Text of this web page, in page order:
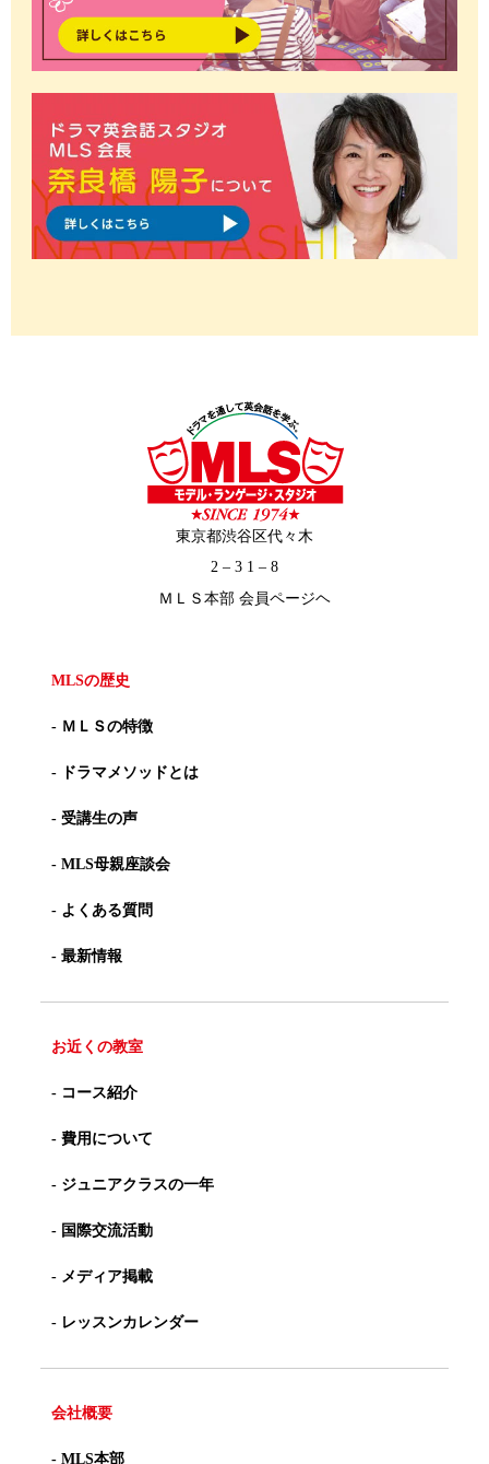
東京都渋谷区代々木
2 – 3 1 – 8
ＭＬＳ本部 会員ページヘ
MLSの歴史
- ＭＬＳの特徴
- ドラマメソッドとは
- 受講生の声
- MLS母親座談会
- よくある質問
- 最新情報
お近くの教室
- コース紹介
- 費用について
- ジュニアクラスの一年
- 国際交流活動
- メディア掲載
- レッスンカレンダー
会社概要
- MLS本部